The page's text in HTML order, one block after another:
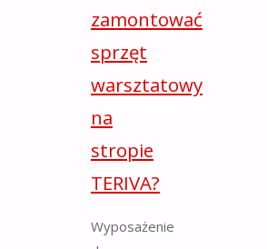
zamontować
sprzęt
warsztatowy
na
stropie
TERIVA?
Wyposażenie